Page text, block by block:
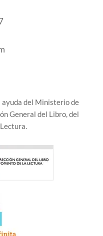
ayuda del Ministerio de
General del Libro, del